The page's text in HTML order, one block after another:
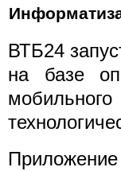
ВТБ24
на базе